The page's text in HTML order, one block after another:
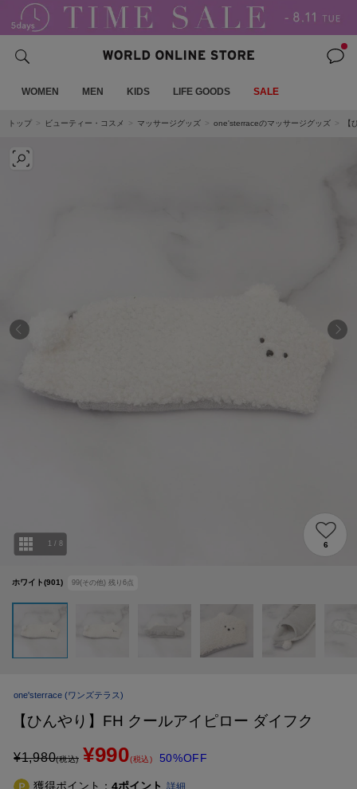
WOMEN MEN KIDS LIFE GOODS SALE
トップ ビューティー・コスメ マッサージグッズ one'sterraceのマッサージグッズ 【
ホワイト(901) 99(その他) 残り 6点
1 / 8 6
one'sterrace (ワンズテラス)
【ひんやり】FH クールアイピロー ダイフク
¥1,980(税込) ¥990(税込) 50%OFF
獲得ポイント： ポイント 詳細